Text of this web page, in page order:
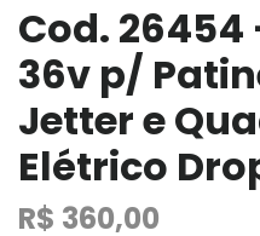
Cod.
36v p/
Jetter e
Elétrico
R$ 360,00